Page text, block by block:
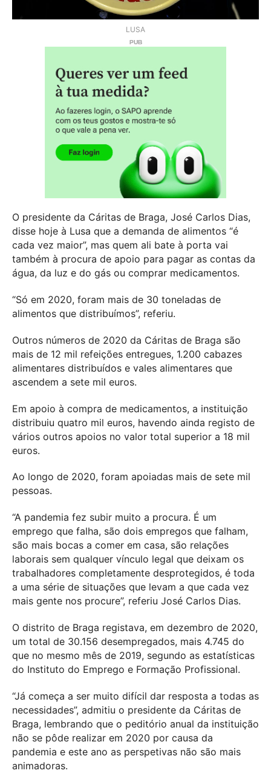
LUSA
O presidente da Cáritas de Braga, José Carlos Dias,
disse hoje à Lusa que a demanda de alimentos “é
cada vez maior”, mas quem ali bate à porta vai
também à procura de apoio para pagar as contas da
água, da luz e do gás ou comprar medicamentos.
“Só em 2020, foram mais de 30 toneladas de
alimentos que distribuímos”, referiu.
Outros números de 2020 da Cáritas de Braga são
mais de 12 mil refeições entregues, 1.200 cabazes
alimentares distribuídos e vales alimentares que
ascendem a sete mil euros.
Em apoio à compra de medicamentos, a instituição
distribuiu quatro mil euros, havendo ainda registo de
vários outros apoios no valor total superior a 18 mil
euros.
Ao longo de 2020, foram apoiadas mais de sete mil
pessoas.
“A pandemia fez subir muito a procura. É um
emprego que falha, são dois empregos que falham,
são mais bocas a comer em casa, são relações
laborais sem qualquer vínculo legal que deixam os
trabalhadores completamente desprotegidos, é toda
a uma série de situações que levam a que cada vez
mais gente nos procure”, referiu José Carlos Dias.
O distrito de Braga registava, em dezembro de 2020,
um total de 30.156 desempregados, mais 4.745 do
que no mesmo mês de 2019, segundo as estatísticas
do Instituto do Emprego e Formação Profissional.
“Já começa a ser muito difícil dar resposta a todas as
necessidades”, admitiu o presidente da Cáritas de
Braga, lembrando que o peditório anual da instituição
não se pôde realizar em 2020 por causa da
pandemia e este ano as perspetivas não são mais
animadoras.